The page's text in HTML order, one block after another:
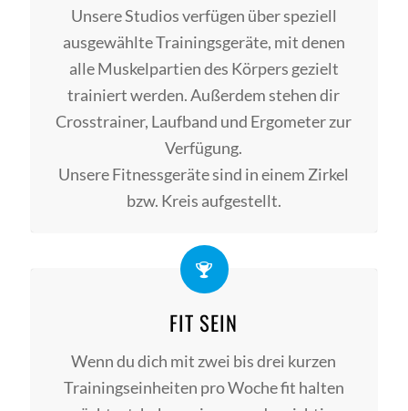
Unsere Studios verfügen über speziell
ausgewählte Trainingsgeräte, mit denen
alle Muskelpartien des Körpers gezielt
trainiert werden. Außerdem stehen dir
Crosstrainer, Laufband und Ergometer zur
Verfügung.
Unsere Fitnessgeräte sind in einem Zirkel
bzw. Kreis aufgestellt.
FIT SEIN
Wenn du dich mit zwei bis drei kurzen
Trainingseinheiten pro Woche fit halten